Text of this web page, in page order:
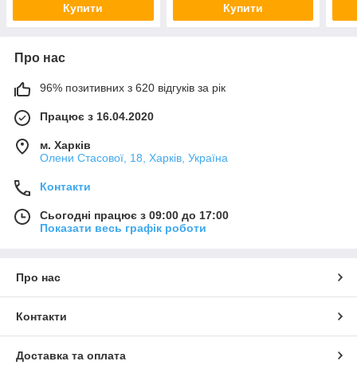
Купити Купити
Про нас
96% позитивних з 620 відгуків за рік
Працює з 16.04.2020
м. Харків
Олени Стасової, 18, Харків, Україна
Контакти
Сьогодні працює з 09:00 до 17:00
Показати весь графік роботи
Про нас
Контакти
Доставка та оплата